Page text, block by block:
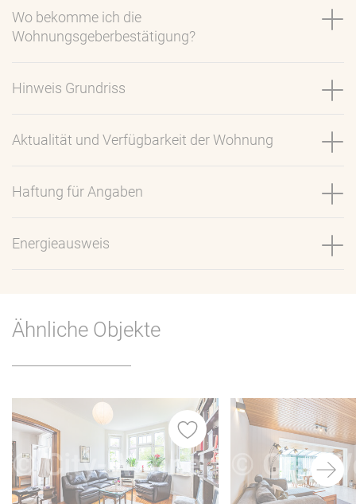
Wo bekomme ich die
Wohnungsgeberbestätigung?
Hinweis Grundriss
Aktualität und Verfügbarkeit der Wohnung
Haftung für Angaben
Energieausweis
Ähnliche Objekte
Merkliste